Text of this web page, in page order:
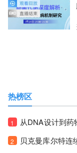
热榜区
1
2 贝克曼库尔特连